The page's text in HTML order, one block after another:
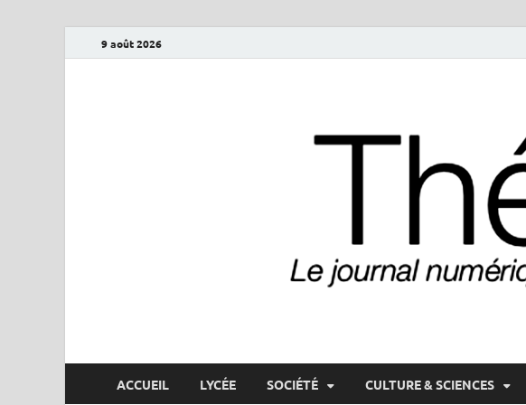
9 août 2026
ThéoNet
ACCUEIL LYCÉE SOCIÉTÉ CULTURE & SCIENCES